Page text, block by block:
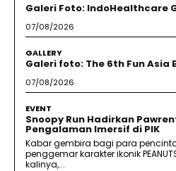
Galeri Foto: IndoHealthcare
07/08/2026
GALLERY
Galeri foto: The 6th Fun Asia
07/08/2026
EVENT
Snoopy Run Hadirkan
Pengalaman Imersif di PIK
Kabar gembira bagi para
penggemar karakter ikonik
kalinya,...